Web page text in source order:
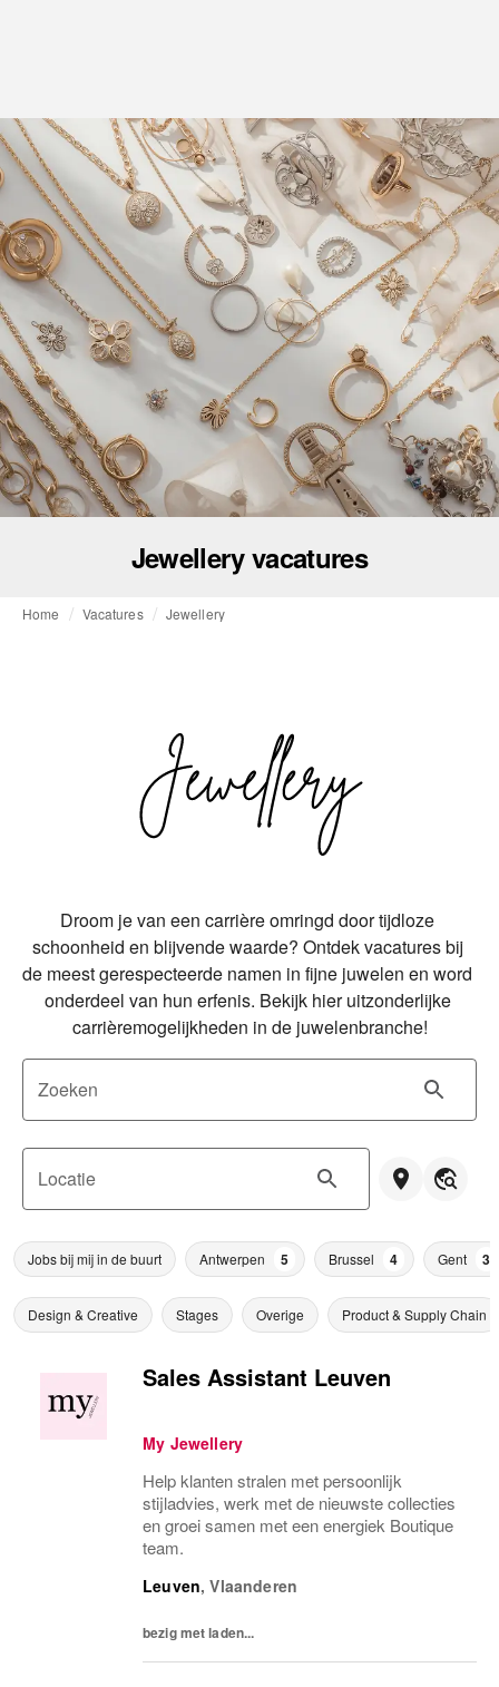
Jewellery vacatures
Home Vacatures Jewellery
Droom je van een carrière omringd door tijdloze
schoonheid en blijvende waarde? Ontdek vacatures bij
de meest gerespecteerde namen in fijne juwelen en word
onderdeel van hun erfenis. Bekijk hier uitzonderlijke
carrièremogelijkheden in de juwelenbranche!
Zoeken
Locatie
Jobs bij mij in de buurt Antwerpen 5 Brussel 4 Gent 3
Design & Creative Stages Overige Product & Supply Chain
Sales Assistant Leuven
My Jewellery
Help klanten stralen met persoonlijk
stijladvies, werk met de nieuwste collecties
en groei samen met een energiek Boutique
team.
Leuven,Vlaanderen
bezig met laden...